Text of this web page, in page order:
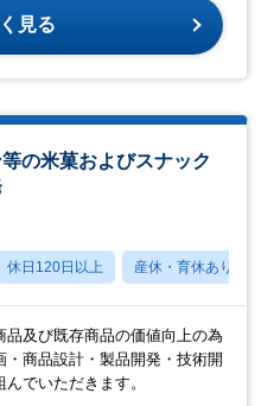
見る
の米菓およびスナック
休日120日以上 産休・育休あり
品及び既存商品の価値向上の為
・商品設計・製品開発・技術開
んでいただきます。